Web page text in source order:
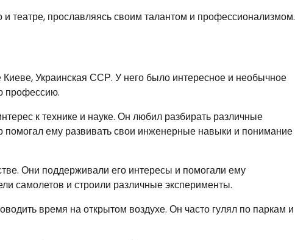
театре, прославляясь своим талантом и профессионализмом.
Киеве, Украинская ССР. У него было интересное и необычное
профессию.
к технике и науке. Он любил разбирать различные
помогал ему развивать свои инженерные навыки и понимание
Они поддерживали его интересы и помогали ему
самолетов и строили различные эксперименты.
время на открытом воздухе. Он часто гулял по паркам и